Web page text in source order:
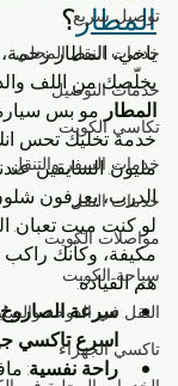
توصيل سريع
خدمات النقل المحلي
خدمات التوصيل
تكاسي الكويت
خدمات السفر والتنقل
خدمات النقل
مواصلات الكويت
سياحة الكويت
النقل في الدوحة
تاكسي الجهراء
المطار؟
ياخي، المطار
يخلّصك من اللف
المطار مو بس
مليون. السايقين
الدرب، يعرفون
لو كنت ميت تعبان.
مكيفة، وكأنك
هم القيادة.
سرعة الصاروخ
اسرع تاكسي
راحة نفسية: